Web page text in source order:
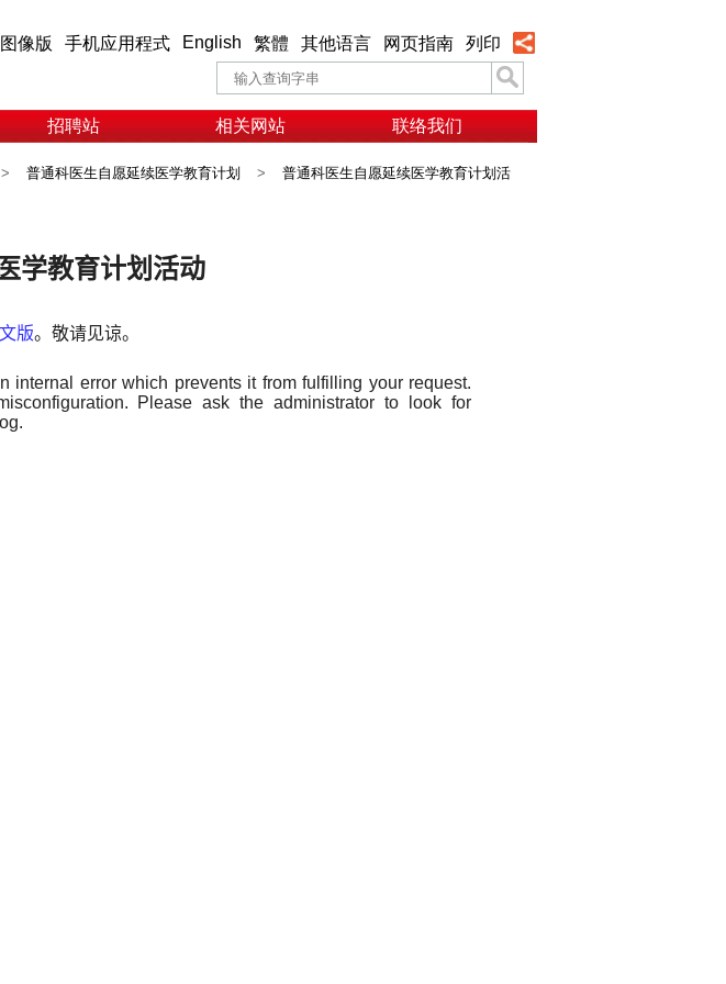
图像版 手机应用程式 English 繁體 其他语言 网页指南 列印
招聘站 相关网站 联络我们
> 普通科医生自愿延续医学教育计划 > 普通科医生自愿延续医学教育计划活